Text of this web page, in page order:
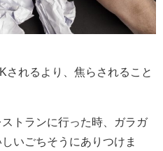
されるより、焦らされること
トランに行った時、ガラガ
いごちそうにありつけま